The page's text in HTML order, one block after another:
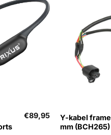
€89,95
Y-kabel
mm (BCH265)